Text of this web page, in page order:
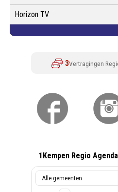
Horizon TV
1Kempen Regio Agenda